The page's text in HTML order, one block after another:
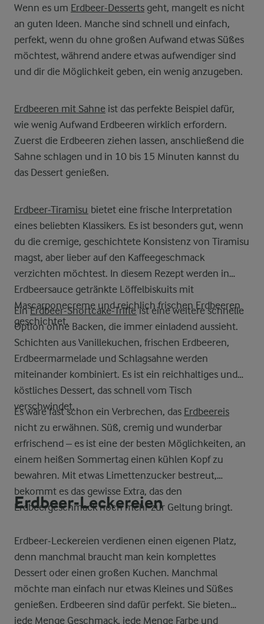
Wenn es um Erdbeer-Desserts geht, mangelt es nicht
an guten Ideen. Manche sind schnell und einfach,
perfekt, wenn du ohne großen Aufwand etwas Süßes
möchtest, während andere etwas aufwendiger sind
und dir die Möglichkeit geben, ein wenig anzugeben.
Erdbeeren mit Sahne ist das perfekte Beispiel dafür,
wie wenig Aufwand Erdbeeren wirklich erfordern.
Zuerst die Erdbeeren ziehen lassen, anschließend die
Sahne schlagen und in 10 bis 15 Minuten kannst du
das Dessert genießen.
Erdbeer-Tiramisu bietet eine frische Interpretation
eines beliebten Klassikers. Es ist besonders gut, wenn
du die cremige, geschichtete Konsistenz von Tiramisu
magst, aber lieber auf den Kaffeegeschmack
verzichten möchtest. In diesem Rezept werden in
Erdbeersauce getränkte Löffelbiskuits mit
Mascarponecreme und reichlich frischen Erdbeeren
geschichtet.
EinErdbeer-Shortcake-Trifleist eine weitere schnelle
Option ohne Backen, die immer einladend aussieht.
Schichten aus Vanillekuchen, frischen Erdbeeren,
Erdbeermarmelade und Schlagsahne werden
miteinander kombiniert. Es ist ein reichhaltiges und
köstliches Dessert, das schnell vom Tisch
verschwindet.
Es wäre fast schon ein Verbrechen, das Erdbeereis
nicht zu erwähnen. Süß, cremig und wunderbar
erfrischend – es ist eine der besten Möglichkeiten, an
einem heißen Sommertag einen kühlen Kopf zu
bewahren. Mit etwas Limettenzucker bestreut,
bekommt es das gewisse Extra, das den
Erdbeergeschmack noch mehr zur Geltung bringt.
Erdbeer-Leckereien
Erdbeer-Leckereien verdienen einen eigenen Platz,
denn manchmal braucht man kein komplettes
Dessert oder einen großen Kuchen. Manchmal
möchte man einfach nur etwas Kleines und Süßes
genießen. Erdbeeren sind dafür perfekt. Sie bieten
jede Menge Geschmack, jede Menge Farbe und